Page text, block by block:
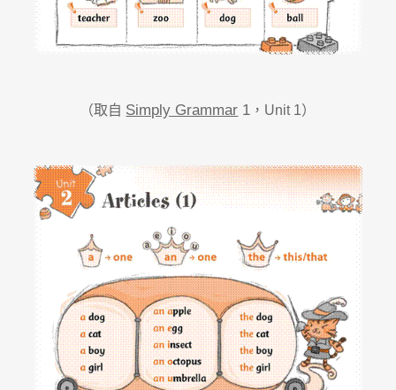
（取自 Simply Grammar 1 ，Unit 1）